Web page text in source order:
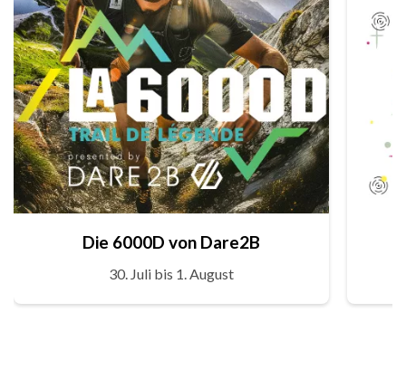
Die 6000D von Dare2B
30. Juli bis 1. August